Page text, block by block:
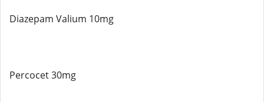
Diazepam Valium 10mg
Percocet 30mg